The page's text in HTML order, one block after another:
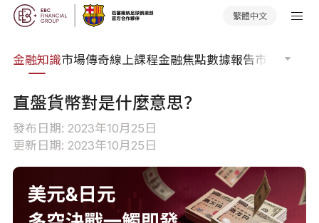
繁體中文
金融知識市場傳奇線上課程金融焦點數據報告市場分析
直盤貨幣對是什麼意思？
發布日期: 2023年10月25日
更新日期: 2023年10月25日